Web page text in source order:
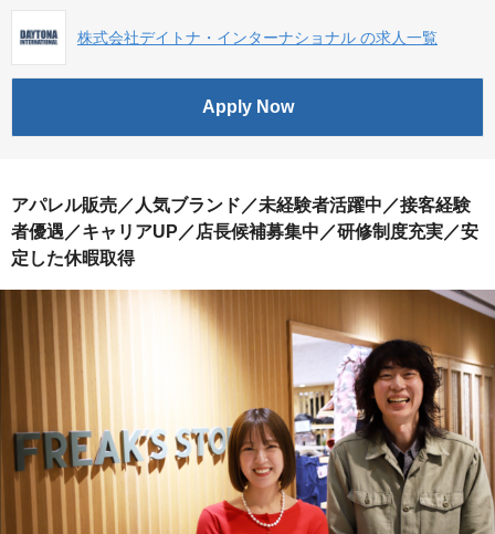
株式会社デイトナ・インターナショナル の求人一覧
Apply Now
アパレル販売／人気ブランド／未経験者活躍中／接客経験
者優遇／キャリアUP／店長候補募集中／研修制度充実／安
定した休暇取得